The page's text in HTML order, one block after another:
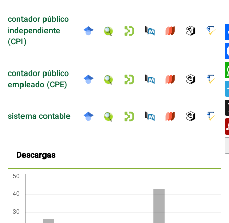
contador público
independiente
(CPI)
contador público
empleado (CPE)
sistema contable
Descargas